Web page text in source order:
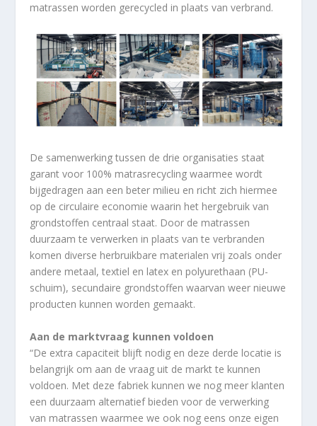
matrassen worden gerecycled in plaats van verbrand.
De samenwerking tussen de drie organisaties staat
garant voor 100% matrasrecycling waarmee wordt
bijgedragen aan een beter milieu en richt zich hiermee
op de circulaire economie waarin het hergebruik van
grondstoffen centraal staat. Door de matrassen
duurzaam te verwerken in plaats van te verbranden
komen diverse herbruikbare materialen vrij zoals onder
andere metaal, textiel en latex en polyurethaan (PU-
schuim), secundaire grondstoffen waarvan weer nieuwe
producten kunnen worden gemaakt.
Aan de marktvraag kunnen voldoen
“De extra capaciteit blijft nodig en deze derde locatie is
belangrijk om aan de vraag uit de markt te kunnen
voldoen. Met deze fabriek kunnen we nog meer klanten
een duurzaam alternatief bieden voor de verwerking
van matrassen waarmee we ook nog eens onze eigen